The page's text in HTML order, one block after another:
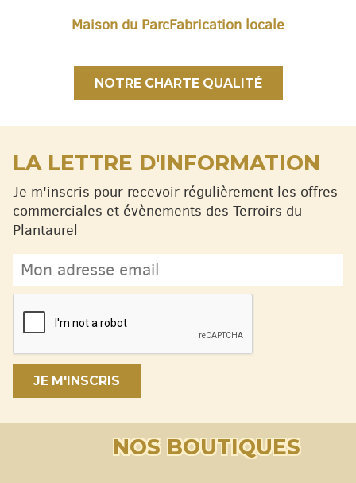
Maison du ParcFabrication locale
NOTRE CHARTE QUALITÉ
LA LETTRE D'INFORMATION
Je m'inscris pour recevoir régulièrement les offres
commerciales et évènements des Terroirs du
Plantaurel
JE M'INSCRIS
NOS BOUTIQUES